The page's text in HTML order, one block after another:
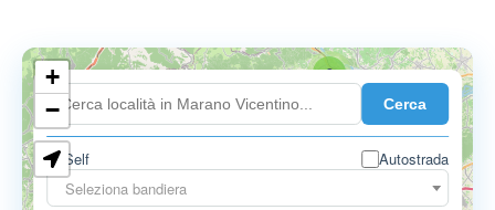
Cerca
Self
Autostrada
Seleziona bandiera
2
6
+
−